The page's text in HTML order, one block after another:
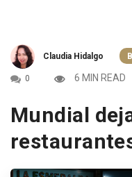
Claudia Hidalgo
0 6 MIN READ
Mundial